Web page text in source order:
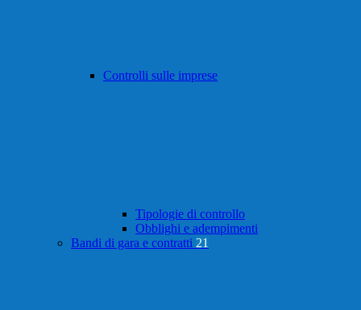
Controlli sulle imprese
Tipologie di controllo
Obblighi e adempimenti
Bandi di gara e contratti 21